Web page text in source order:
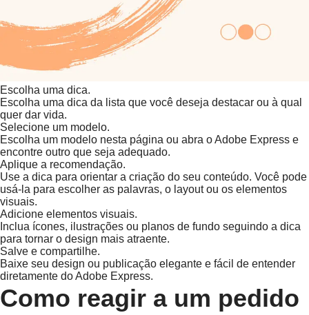
Escolha uma dica.
Escolha uma dica da lista que você deseja destacar ou à qual
quer dar vida.
Selecione um modelo.
Escolha um modelo nesta página ou abra o Adobe Express e
encontre outro que seja adequado.
Aplique a recomendação.
Use a dica para orientar a criação do seu conteúdo. Você pode
usá-la para escolher as palavras, o layout ou os elementos
visuais.
Adicione elementos visuais.
Inclua ícones, ilustrações ou planos de fundo seguindo a dica
para tornar o design mais atraente.
Salve e compartilhe.
Baixe seu design ou publicação elegante e fácil de entender
diretamente do Adobe Express.
Como reagir a um pedido